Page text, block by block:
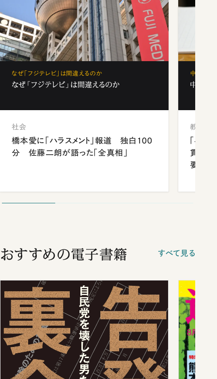
なぜ「フジテレビ」は間違えるのか
なぜ「フジテレビ」は間違えるのか
社会
橋本愛に「ハラスメント」報道 独白100
分 佐藤二朗が語った「全真相」
中学受験
中学受
教育
「早
貫校へ
要だっ
おすすめの電子書籍 すべて見る